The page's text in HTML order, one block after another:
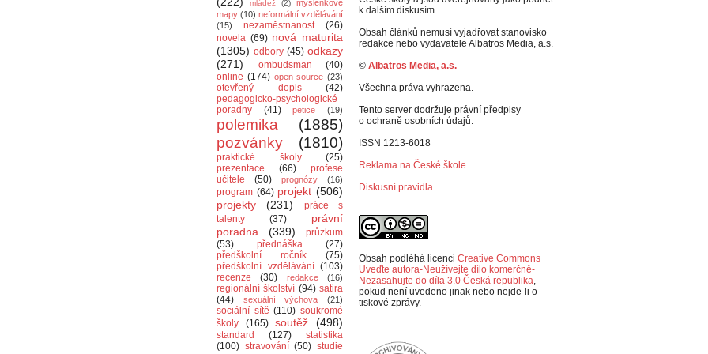
mládež (2)
myšlenkové
mapy (10) neformální vzdělávání
(15)
nezaměstnanost
(26)
novela (69) nová maturita
(1305) odbory (45) odkazy
(271)
ombudsman
(40)
online (174) open source (23)
otevřený dopis
(42)
pedagogicko-psychologické
poradny
(41) petice (19)
polemika
(1885)
pozvánky
(1810)
praktické školy
(25)
prezentace
(66)
profese
učitele
(50) prognózy (16)
program (64) projekt (506)
projekty
(231)
práce s
talenty
(37)
právní
poradna
(339)
průzkum
(53)
přednáška
(27)
předškolní ročník
(75)
předškolní vzdělávání (103)
recenze
(30) redakce (16)
regionální školství (94) satira
(44)
sexuální výchova (21)
sociální sítě (110) soukromé
školy
(165) soutěž (498)
standard (127)
statistika
(100) stravování (50) studie
k dalším diskusím.
Obsah článků nemusí vyjadřovat stanovisko
redakce nebo vydavatele Albatros Media, a.s.
© Albatros Media, a.s.
Všechna práva vyhrazena.
Tento server dodržuje právní předpisy
o ochraně osobních údajů.
ISSN 1213-6018
Reklama na České škole
Diskusní pravidla
Obsah podléhá licenci Creative Commons
Uveďte autora-Neužívejte dílo komerčně-
Nezasahujte do díla 3.0 Česká republika,
pokud není uvedeno jinak nebo nejde-li o
tiskové zprávy.